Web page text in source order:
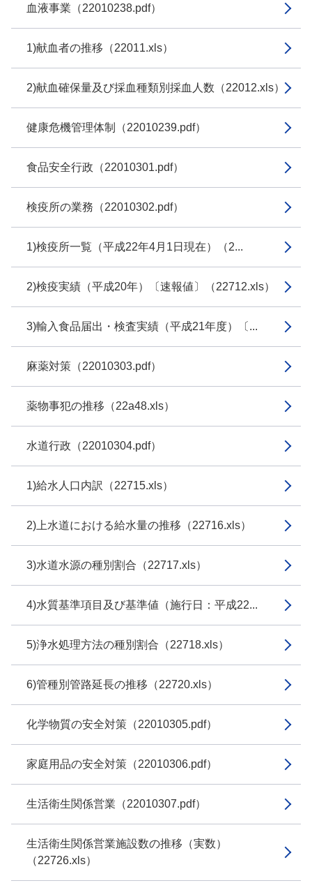
血液事業（22010238.pdf）
1)献血者の推移（22011.xls）
2)献血確保量及び採血種類別採血人数（22012.xls）
健康危機管理体制（22010239.pdf）
食品安全行政（22010301.pdf）
検疫所の業務（22010302.pdf）
1)検疫所一覧（平成22年4月1日現在）（2...
2)検疫実績（平成20年）〔速報値〕（22712.xls）
3)輸入食品届出・検査実績（平成21年度）〔...
麻薬対策（22010303.pdf）
薬物事犯の推移（22a48.xls）
水道行政（22010304.pdf）
1)給水人口内訳（22715.xls）
2)上水道における給水量の推移（22716.xls）
3)水道水源の種別割合（22717.xls）
4)水質基準項目及び基準値（施行日：平成22...
5)浄水処理方法の種別割合（22718.xls）
6)管種別管路延長の推移（22720.xls）
化学物質の安全対策（22010305.pdf）
家庭用品の安全対策（22010306.pdf）
生活衛生関係営業（22010307.pdf）
生活衛生関係営業施設数の推移（実数）
（22726.xls）